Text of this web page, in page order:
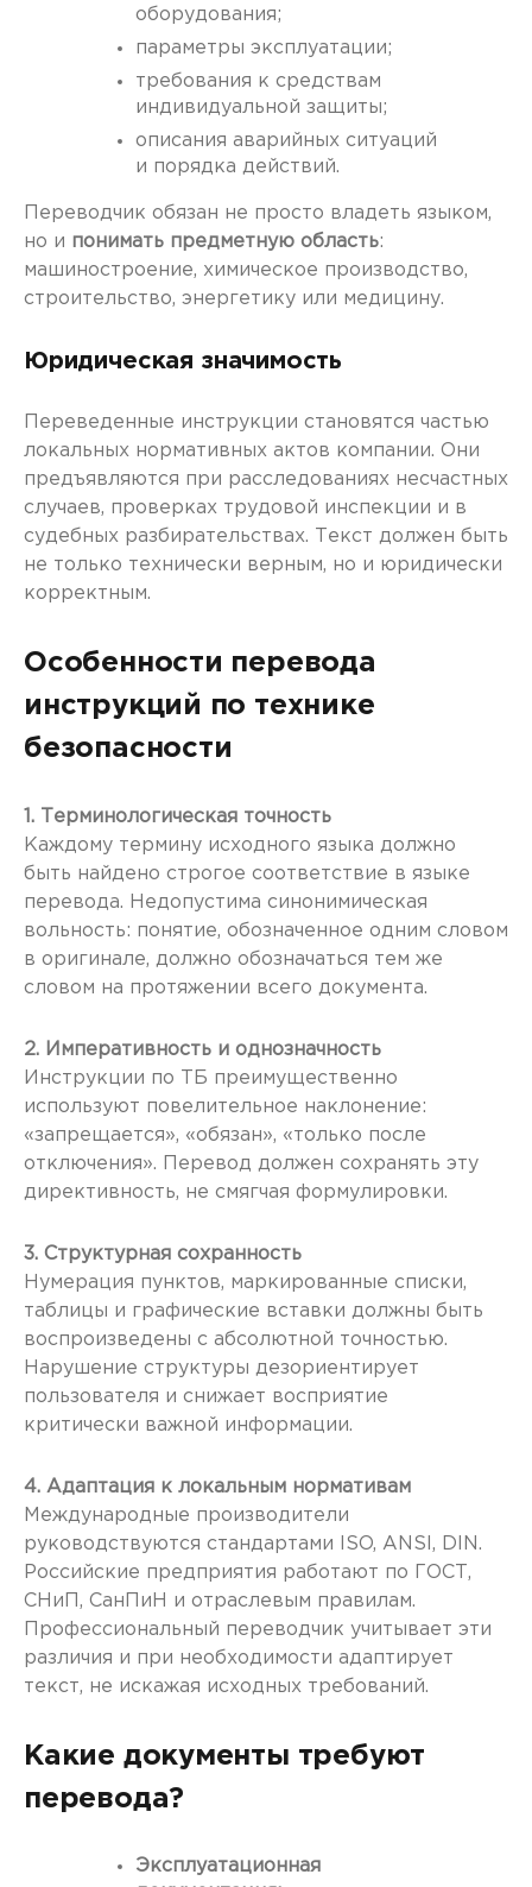
оборудования;
параметры эксплуатации;
требования к средствам
индивидуальной защиты;
описания аварийных ситуаций
и порядка действий.
Переводчик обязан не просто владеть языком,
но и понимать предметную область:
машиностроение, химическое производство,
строительство, энергетику или медицину.
Юридическая значимость
Переведенные инструкции становятся частью
локальных нормативных актов компании. Они
предъявляются при расследованиях несчастных
случаев, проверках трудовой инспекции и в
судебных разбирательствах. Текст должен быть
не только технически верным, но и юридически
корректным.
Особенности перевода
инструкций по технике
безопасности
1. Терминологическая точность
Каждому термину исходного языка должно
быть найдено строгое соответствие в языке
перевода. Недопустима синонимическая
вольность: понятие, обозначенное одним словом
в оригинале, должно обозначаться тем же
словом на протяжении всего документа.
2. Императивность и однозначность
Инструкции по ТБ преимущественно
используют повелительное наклонение:
«запрещается», «обязан», «только после
отключения». Перевод должен сохранять эту
директивность, не смягчая формулировки.
3. Структурная сохранность
Нумерация пунктов, маркированные списки,
таблицы и графические вставки должны быть
воспроизведены с абсолютной точностью.
Нарушение структуры дезориентирует
пользователя и снижает восприятие
критически важной информации.
4. Адаптация к локальным нормативам
Международные производители
руководствуются стандартами ISO, ANSI, DIN.
Российские предприятия работают по ГОСТ,
СНиП, СанПиН и отраслевым правилам.
Профессиональный переводчик учитывает эти
различия и при необходимости адаптирует
текст, не искажая исходных требований.
Какие документы требуют
перевода?
Эксплуатационная